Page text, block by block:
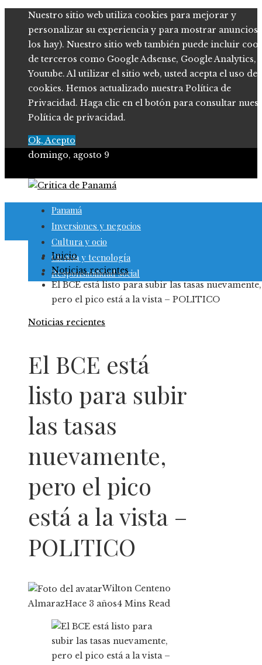
Nuestro sitio web utiliza cookies para mejorar y
personalizar su experiencia y para mostrar anuncios
los hay). Nuestro sitio web también puede incluir
de terceros como Google Adsense, Google Analytics,
Youtube. Al utilizar el sitio web, usted acepta el uso de
cookies. Hemos actualizado nuestra Política de
Privacidad. Haga clic en el botón para consultar
Política de privacidad.
Ok, Acepto
domingo, agosto 9
Panamá
Inversiones y negocios
Cultura y ocio
Ciencia y tecnología
Responsabilidad social
Inicio
Noticias recientes
El BCE está listo para subir las tasas nuevamente,
pero el pico está a la vista – POLITICO
Noticias recientes
El BCE está
listo para subir
las tasas
nuevamente,
pero el pico
está a la vista –
POLITICO
Wilton Centeno
AlmarazHace 3 años4 Mins Read